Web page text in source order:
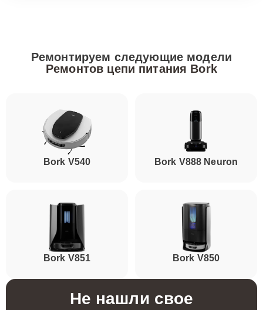
Ремонтируем следующие модели
Ремонтов цепи питания Bork
Bork V540 Bork V888 Neuron
Bork V851 Bork V850
Не нашли свое